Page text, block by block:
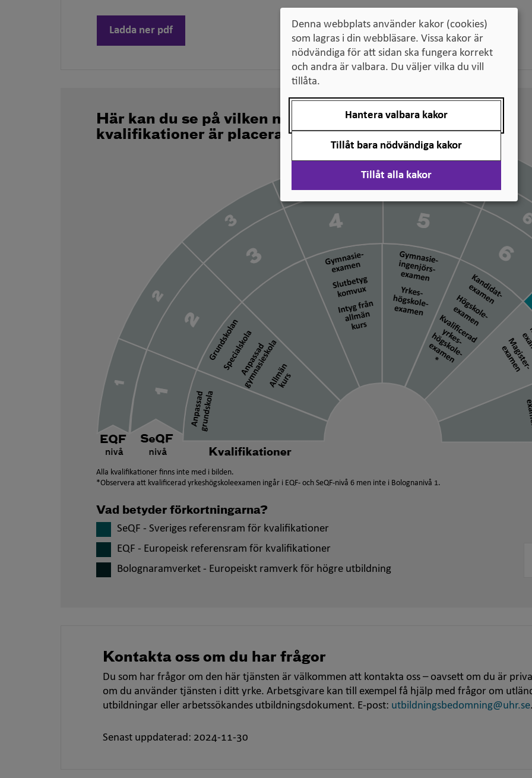
Ladda ner pdf
Här kan du se på vilken nivå svenska
kvalifikationer är placerade
Alla kvalifikationer finns inte med i bilden.
*Observera att kvalificerad yrkeshögskoleexamen ingår i EQF- och SeQF-nivå 6 men inte i Bolognanivå 1.
Vad betyder förkortningarna?
SeQF - Sveriges referensram för kvalifikationer
EQF - Europeisk referensram för kvalifikationer
Bolognaramverket - Europeiskt ramverk för högre utbildning
Kontakta oss om du har frågor
Du som har frågor om den här tjänsten är välkommen att kontakta oss – oavsett om du är
om du använder tjänsten i ditt yrke. Arbetsgivare kan till exempel få hjälp med frågor om
utbildningar eller arbetssökandes utbildningsdokument. E-post: utbildningsbedomning@uhr.se.
Senast uppdaterad: 2024-11-30
Denna webbplats använder kakor (cookies)
som lagras i din webbläsare. Vissa kakor är
nödvändiga för att sidan ska fungera korrekt
och andra är valbara. Du väljer vilka du vill
tillåta.
Hantera valbara kakor
Tillåt bara nödvändiga kakor
Tillåt alla kakor